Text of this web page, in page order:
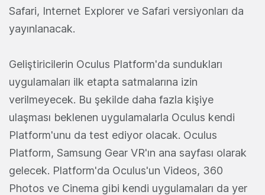
Safari, Internet Explorer ve Safari versiyonları da
yayınlanacak.
Geliştiricilerin Oculus Platform'da sundukları
uygulamaları ilk etapta satmalarına izin
verilmeyecek. Bu şekilde daha fazla kişiye
ulaşması beklenen uygulamalarla Oculus kendi
Platform'unu da test ediyor olacak. Oculus
Platform, Samsung Gear VR'ın ana sayfası olarak
gelecek. Platform'da Oculus'un Videos, 360
Photos ve Cinema gibi kendi uygulamaları da yer